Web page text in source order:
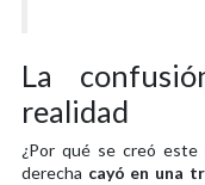
La
realidad
¿Por qué se creó este
derecha cayó en una